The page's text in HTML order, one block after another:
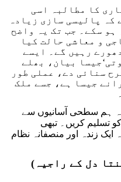
کا مطالبہ اسی
کہ پالیسی سازی زیادہ
ہو سکے۔ جب تک یہ واضح
و معاشی حالت کیا
رہیں گے۔ ایسے
بیان، بھلے
سنائی دے، عملی طور
جیسا ہے، جسے ملک
ہم سطحی آسانیوں سے
تسلیم کریں۔ تبھی
زندہ اور منصفانہ نظام
دل کے راجیہ